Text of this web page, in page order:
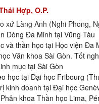
Hợp, O.P.
xứ Làng Anh (Nghi Phong,
Dòng Đa Minh tại Vũng Tàu
và thần học tại Học viện Đa
Văn khoa Sài Gòn. Tốt
mục tại Sài Gòn
học tại Đại học Fribourg
kinh doanh tại Đại học
khoa Thần học Lima,